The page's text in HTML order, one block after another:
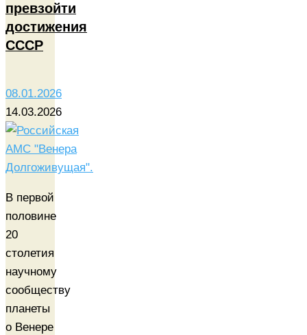
превзойти
достижения
СССР
08.01.2026
14.03.2026
В первой
половине
20
столетия
научному
сообществу
планеты
о Венере